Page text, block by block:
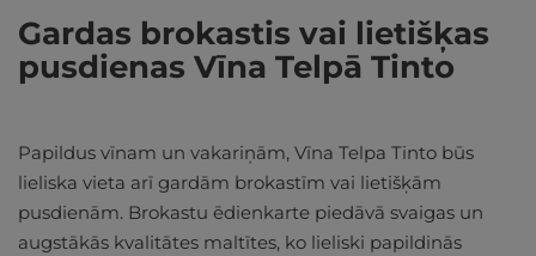
Gardas brokastis vai lietišķas
pusdienas Vīna Telpā Tinto
Papildus vīnam un vakariņām, Vīna Telpa Tinto būs
lieliska vieta arī gardām brokastīm vai lietišķām
pusdienām. Brokastu ēdienkarte piedāvā svaigas un
augstākās kvalitātes maltītes, ko lieliski papildinās